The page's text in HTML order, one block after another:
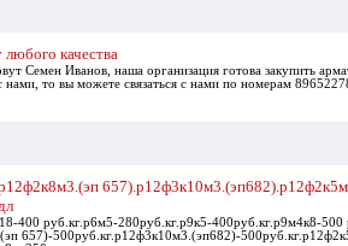
качества
Семен Иванов, наша организация готова закупить
нами, то вы можете связаться с нами по номерам
400 руб.кг.р6м5-280руб.кг.р9к5-400руб.кг.р9м4к8-500
657)-500руб.кг.р12ф3к10м3.(эп682)-